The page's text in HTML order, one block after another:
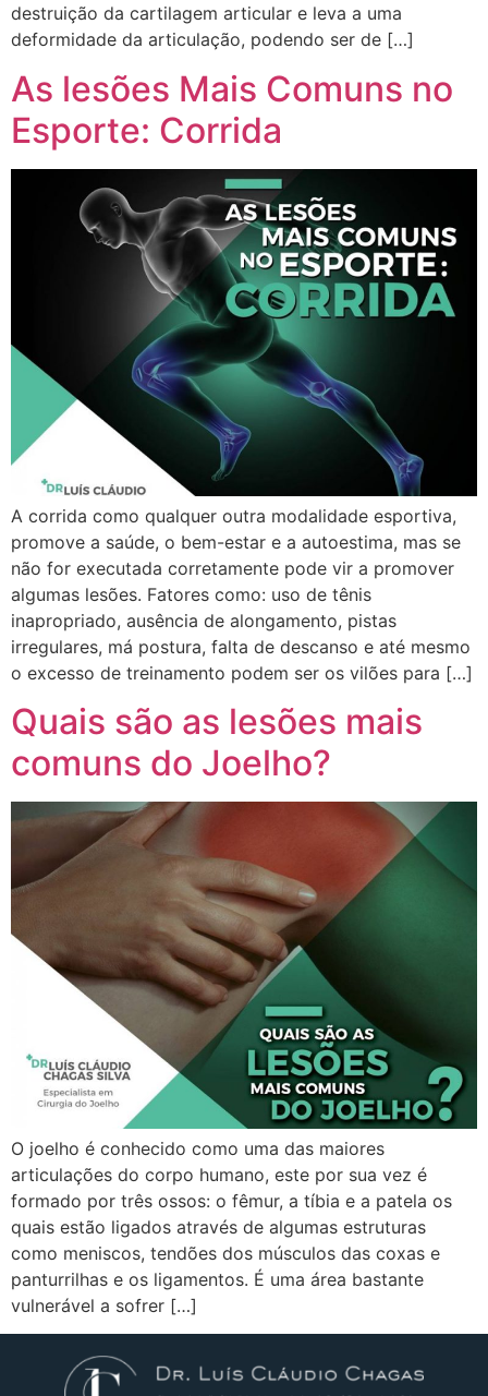
destruição da cartilagem articular e leva a uma
deformidade da articulação, podendo ser de […]
As lesões Mais Comuns no
Esporte: Corrida
A corrida como qualquer outra modalidade esportiva,
promove a saúde, o bem-estar e a autoestima, mas se
não for executada corretamente pode vir a promover
algumas lesões. Fatores como: uso de tênis
inapropriado, ausência de alongamento, pistas
irregulares, má postura, falta de descanso e até mesmo
o excesso de treinamento podem ser os vilões para […]
Quais são as lesões mais
comuns do Joelho?
O joelho é conhecido como uma das maiores
articulações do corpo humano, este por sua vez é
formado por três ossos: o fêmur, a tíbia e a patela os
quais estão ligados através de algumas estruturas
como meniscos, tendões dos músculos das coxas e
panturrilhas e os ligamentos. É uma área bastante
vulnerável a sofrer […]